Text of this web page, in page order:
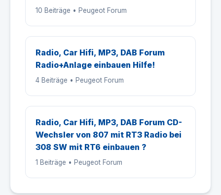
10 Beiträge • Peugeot Forum
Radio, Car Hifi, MP3, DAB Forum
Radio+Anlage einbauen Hilfe!
4 Beiträge • Peugeot Forum
Radio, Car Hifi, MP3, DAB Forum CD-
Wechsler von 807 mit RT3 Radio bei
308 SW mit RT6 einbauen ?
1 Beiträge • Peugeot Forum